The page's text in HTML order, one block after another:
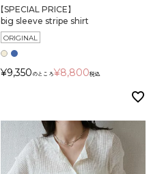
【SPECIAL PRICE】
big sleeve stripe shirt
ORIGINAL
¥9,350 のところ¥8,800税込